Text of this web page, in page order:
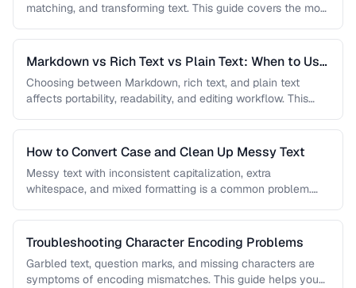
matching, and transforming text. This guide covers the most
Markdown vs Rich Text vs Plain Text: When to Use
Each
Choosing between Markdown, rich text, and plain text
affects portability, readability, and editing workflow. This
How to Convert Case and Clean Up Messy Text
Messy text with inconsistent capitalization, extra
whitespace, and mixed formatting is a common problem.
Troubleshooting Character Encoding Problems
Garbled text, question marks, and missing characters are
symptoms of encoding mismatches. This guide helps you